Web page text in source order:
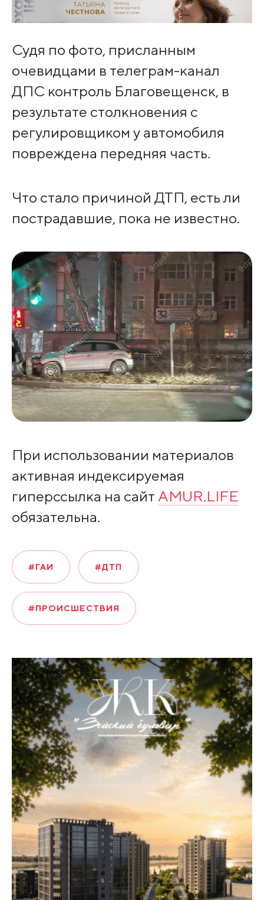
Судя по фото, присланным
очевидцами в телеграм-канал
ДПС контроль Благовещенск, в
результате столкновения с
регулировщиком у автомобиля
повреждена передняя часть.
Что стало причиной ДТП, есть ли
пострадавшие, пока не известно.
При использовании материалов
активная индексируемая
гиперссылка на сайт AMUR.LIFE
обязательна.
#ГАИ #ДТП
#ПРОИСШЕСТВИЯ